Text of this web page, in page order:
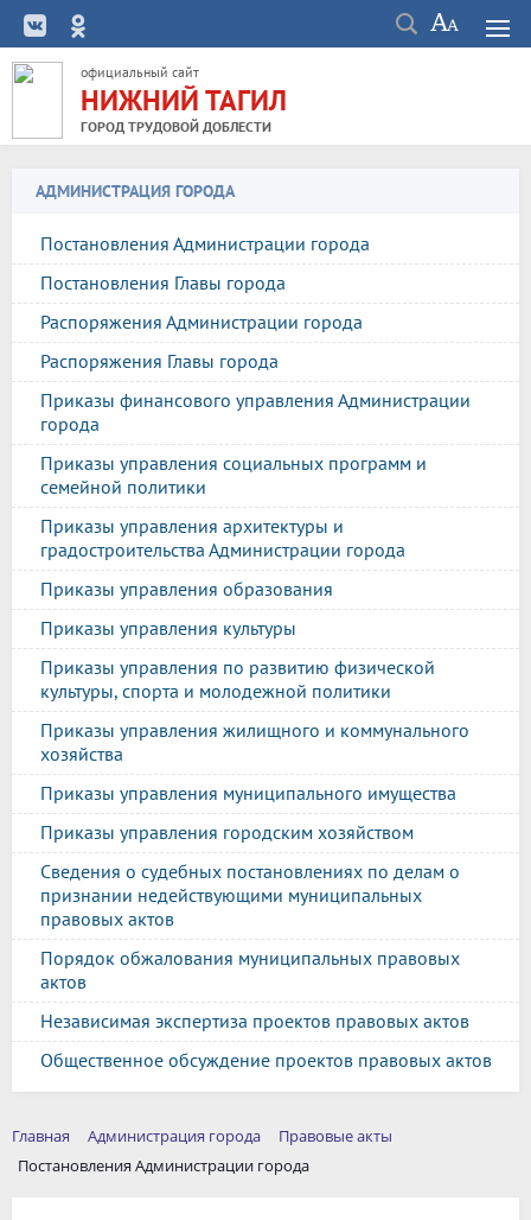
официальный сайт
НИЖНИЙ ТАГИЛ
ГОРОД ТРУДОВОЙ ДОБЛЕСТИ
АДМИНИСТРАЦИЯ ГОРОДА
Постановления Администрации города
Постановления Главы города
Распоряжения Администрации города
Распоряжения Главы города
Приказы финансового управления Администрации
города
Приказы управления социальных программ и
семейной политики
Приказы управления архитектуры и
градостроительства Администрации города
Приказы управления образования
Приказы управления культуры
Приказы управления по развитию физической
культуры, спорта и молодежной политики
Приказы управления жилищного и коммунального
хозяйства
Приказы управления муниципального имущества
Приказы управления городским хозяйством
Сведения о судебных постановлениях по делам о
признании недействующими муниципальных
правовых актов
Порядок обжалования муниципальных правовых
актов
Независимая экспертиза проектов правовых актов
Общественное обсуждение проектов правовых актов
Главная Администрация города
Правовые акты
Постановления Администрации города